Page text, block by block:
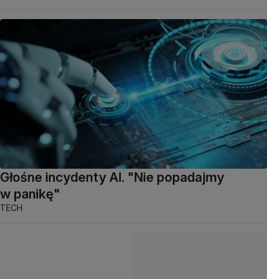
Głośne incydenty AI. "Nie popadajmy
w panikę"
TECH